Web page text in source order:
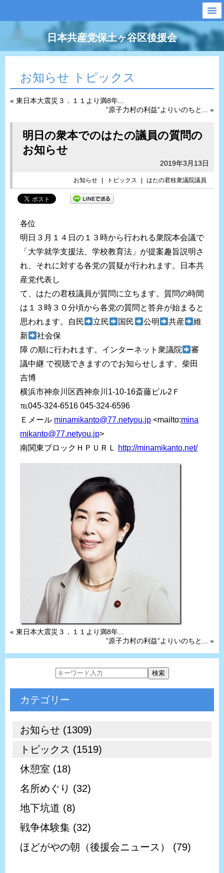
日本共産党保土ヶ谷区後援会
お知らせ トピックス
« 東日本大震災３．１１より満8年...
”原子力村の利益”よりいのちと... »
明日の衆本でのはたの議員の質問の
お知らせ
2019年3月13日
お知らせ トピックス はたの君枝衆議院議員
各位
明日３月１４日の１３時から行われる衆院本会議で
「大学就学支援法、学校教育法」が提案趣旨説明さ
れ、それに対する各党の質疑が行われます。日本共
産党代表し
て、はたの君枝議員が質問に立ちます。質問の時間
は１３時３０分頃から各党の質問と答弁が始まると
思われます。自民
立民 国民 公明 共産
維
新
社会保
障 の順に行われます。インターネット衆議院
審
議中継 で視聴できますのでお知らせします。柴田
吉博
横浜市神奈川区西神奈川1-10-16斎藤ビル2Ｆ
℡045-324-6516 045-324-6596
Ｅメール minamikanto@77.netyou.jp <mailto:mina
mikanto@77.netyou.jp>
南関東ブロックＨＰＵＲＬ
http://minamikanto.net/
« 東日本大震災３．１１より満8年...
”原子力村の利益”よりいのちと... »
カテゴリー
お知らせ (1309)
トピックス (1519)
休憩室 (18)
名所めぐり (32)
地下坑道 (8)
戦争体験集 (32)
ほどがやの朝（後援会ニュース） (79)